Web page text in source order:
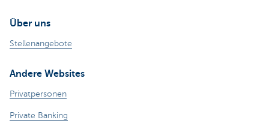
Über uns
Stellenangebote
Andere Websites
Privatpersonen
Private Banking